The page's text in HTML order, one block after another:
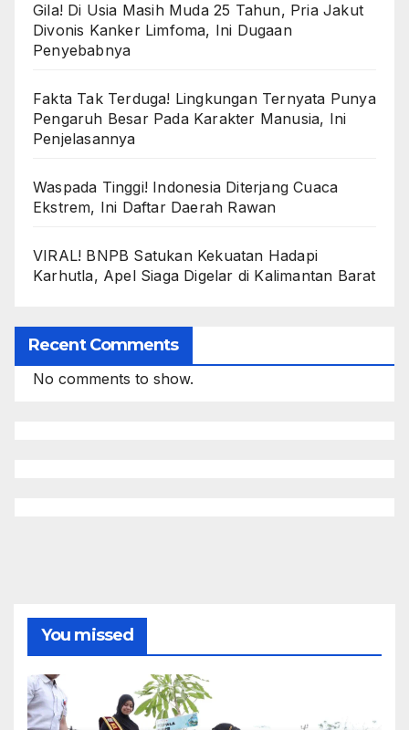
Gila! Di Usia Masih Muda 25 Tahun, Pria Jakut
Divonis Kanker Limfoma, Ini Dugaan
Penyebabnya
Fakta Tak Terduga! Lingkungan Ternyata Punya
Pengaruh Besar Pada Karakter Manusia, Ini
Penjelasannya
Waspada Tinggi! Indonesia Diterjang Cuaca
Ekstrem, Ini Daftar Daerah Rawan
VIRAL! BNPB Satukan Kekuatan Hadapi
Karhutla, Apel Siaga Digelar di Kalimantan Barat
Recent Comments
No comments to show.
You missed